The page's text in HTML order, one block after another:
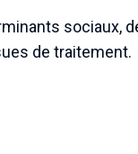
sociaux,
de traitement.